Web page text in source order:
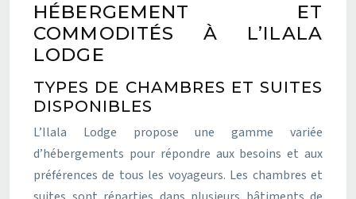
HÉBERGEMENT ET
COMMODITÉS À L’ILALA
LODGE
TYPES DE CHAMBRES ET SUITES
DISPONIBLES
L’Ilala Lodge propose une gamme variée
d’hébergements pour répondre aux besoins et aux
préférences de tous les voyageurs. Les chambres et